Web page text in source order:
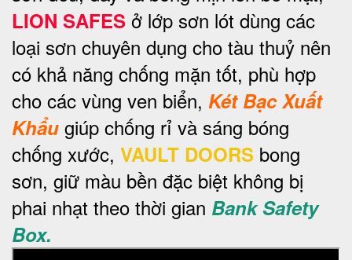
LION SAFES ở lớp sơn lót dùng các
loại sơn chuyên dụng cho tàu thuỷ nên
có khả năng chống mặn tốt, phù hợp
cho các vùng ven biển, Két Bạc Xuất
Khẩu giúp chống rỉ và sáng bóng
chống xước, VAULT DOORS bong
sơn, giữ màu bền đặc biệt không bị
phai nhạt theo thời gian Bank Safety
Box.